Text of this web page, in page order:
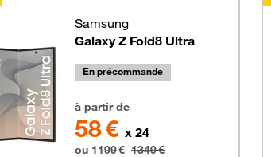
couleurs disponibles non sélectionnables
Samsung
Galaxy Z Fold8 Ultra
En précommande
1199 euros au lieu de 1349 euros
à partir de
58 € x 24
ou 1199 € 1349 €